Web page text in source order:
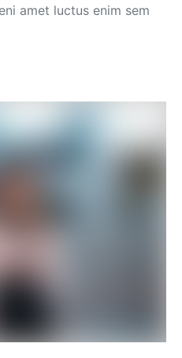
amet luctus enim sem